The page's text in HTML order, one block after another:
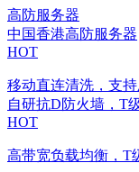
高防服务器
中国香港高防服务器
HOT
移动直连清洗，支
自研抗D防火墙，T
HOT
高带宽负载均衡，T